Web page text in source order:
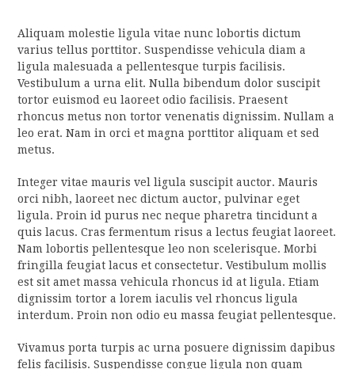
Aliquam molestie ligula vitae nunc lobortis dictum
varius tellus porttitor. Suspendisse vehicula diam a
ligula malesuada a pellentesque turpis facilisis.
Vestibulum a urna elit. Nulla bibendum dolor suscipit
tortor euismod eu laoreet odio facilisis. Praesent
rhoncus metus non tortor venenatis dignissim. Nullam a
leo erat. Nam in orci et magna porttitor aliquam et sed
metus.
Integer vitae mauris vel ligula suscipit auctor. Mauris
orci nibh, laoreet nec dictum auctor, pulvinar eget
ligula. Proin id purus nec neque pharetra tincidunt a
quis lacus. Cras fermentum risus a lectus feugiat laoreet.
Nam lobortis pellentesque leo non scelerisque. Morbi
fringilla feugiat lacus et consectetur. Vestibulum mollis
est sit amet massa vehicula rhoncus id at ligula. Etiam
dignissim tortor a lorem iaculis vel rhoncus ligula
interdum. Proin non odio eu massa feugiat pellentesque.
Vivamus porta turpis ac urna posuere dignissim dapibus
felis facilisis. Suspendisse congue ligula non quam